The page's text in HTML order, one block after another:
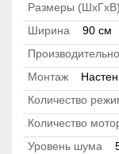
Размеры (ШхГхВ)
Ширина
90 см
Монтаж
Количество
Количество
Уровень шума